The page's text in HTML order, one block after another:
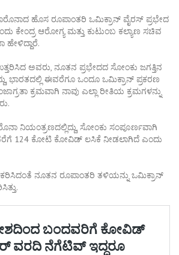
ಹೊಸ ರೂಪಾಂತರಿ ಒಮಿಕ್ರಾನ್ ವೈರಸ್ ಪ್ರಭೇದ
ಕೇಂದ್ರ ಆರೋಗ್ಯ ಮತ್ತು ಕುಟುಂಬ ಕಲ್ಯಾಣ ಸಚಿವ
ಅವರು, ನೂತನ ಪ್ರಭೇದದ ಸೋಂಕು ಜಗತ್ತಿನ
ಭಾರತದಲ್ಲಿ ಈವರೆಗೂ ಒಂದೂ ಒಮಿಕ್ರಾನ್ ಪ್ರಕರಣ
ಕ್ರಮವಾಗಿ ನಾವು ಎಲ್ಲಾ ರೀತಿಯ ಕ್ರಮಗಳನ್ನು
ನಿಯಂತ್ರಣದಲ್ಲಿದ್ದು, ಸೋಂಕು ಸಂಪೂರ್ಣವಾಗಿ
124 ಕೋಟಿ ಕೋವಿಡ್ ಲಸಿಕೆ ನೀಡಲಾಗಿದೆ ಎಂದು
ನೂತನ ರೂಪಾಂತರಿ ತಳಿಯನ್ನು ಒಮಿಕ್ರಾನ್